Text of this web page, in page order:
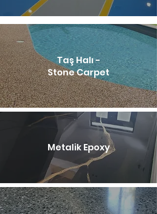
Taş Halı -
Stone Carpet
Metalik Epoxy